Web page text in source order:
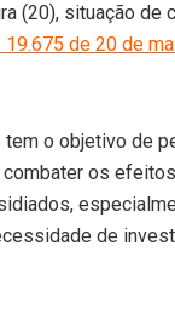
(20), situação de
19.675 de 20 de
o objetivo de
os
de